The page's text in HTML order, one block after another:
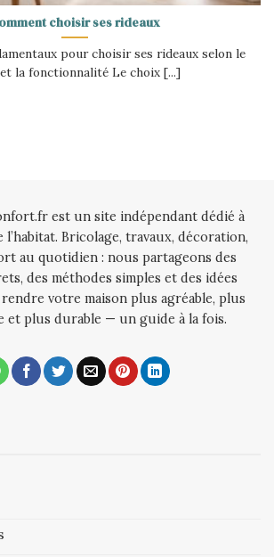
choisir ses rideaux
pour choisir ses rideaux selon le
la fonctionnalité Le choix [...]
est un site indépendant dédié à
l’habitat. Bricolage, travaux, décoration,
au quotidien : nous partageons des
des méthodes simples et des idées
votre maison plus agréable, plus
et plus durable — un guide à la fois.